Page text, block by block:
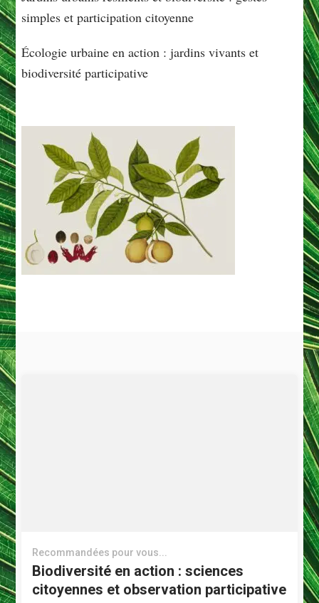
simples et participation citoyenne
Écologie urbaine en action : jardins vivants et
biodiversité participative
Recommandées pour vous...
Biodiversité en action : sciences
citoyennes et observation participative